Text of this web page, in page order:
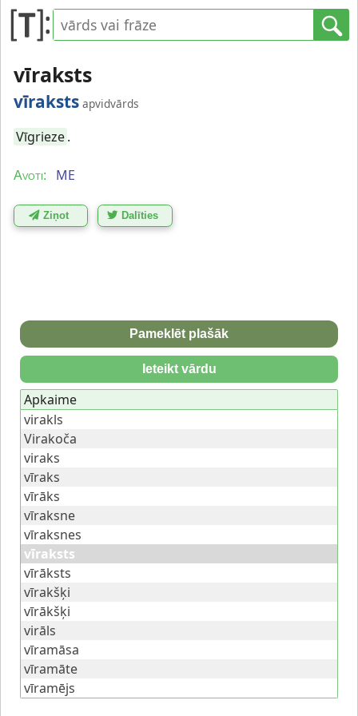
vīraksts
vīraksts apvidvārds
Vīgrieze.
Avoti: ME
Ziņot Dalīties
Pameklēt plašāk
Ieteikt vārdu
Apkaime
virakls
Virakoča
viraks
vīraks
vīrāks
vīraksne
vīraksnes
vīraksts
vīrāksts
vīrakšķi
vīrākšķi
virāls
vīramāsa
vīramāte
vīramējs